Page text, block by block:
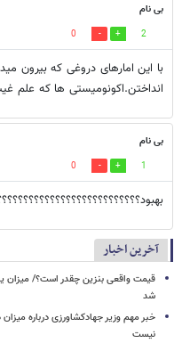
بی نام
2
0
با این امارهای دروغی که بیرون
انداختن.اکونومیستی ها که علم
بی نام
1
0
آخرین اخبار
قیمت واقعی بنزین چقدر است؟/ میزان
شد
خبر مهم وزیر جهادکشاورزی درباره
نیست